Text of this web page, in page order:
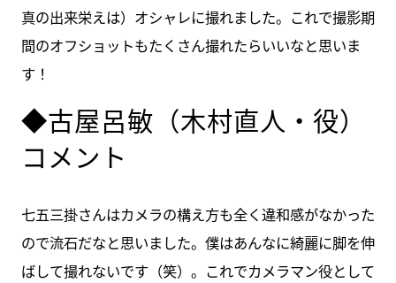
真の出来栄えは）オシャレに撮れました。これで撮影期
間のオフショットもたくさん撮れたらいいなと思いま
す！
◆古屋呂敏（木村直人・役）
コメント
七五三掛さんはカメラの構え方も全く違和感がなかった
ので流石だなと思いました。僕はあんなに綺麗に脚を伸
ばして撮れないです（笑）。これでカメラマン役として